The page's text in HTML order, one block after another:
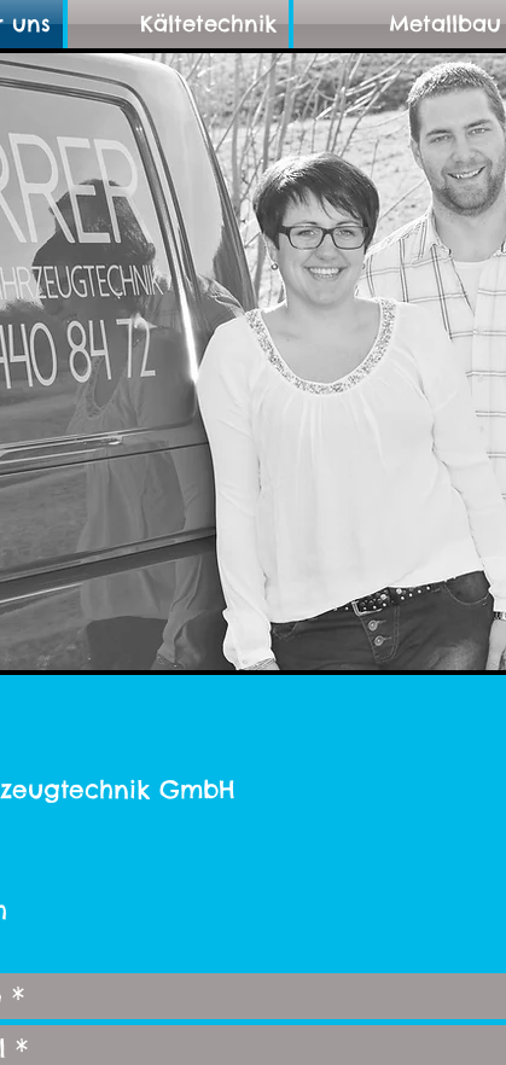
uns Kältetechnik Metallbau
sind
440 84
GmbH